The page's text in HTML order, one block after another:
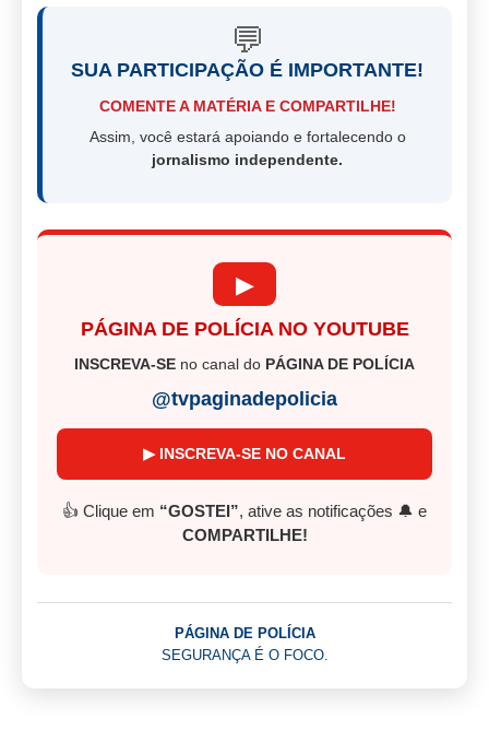
💬
SUA PARTICIPAÇÃO É IMPORTANTE!
COMENTE A MATÉRIA E COMPARTILHE!
Assim, você estará apoiando e fortalecendo o
jornalismo independente.
▶
PÁGINA DE POLÍCIA NO YOUTUBE
INSCREVA-SE no canal do PÁGINA DE POLÍCIA
@tvpaginadepolicia
▶ INSCREVA-SE NO CANAL
👍 Clique em “GOSTEI”, ative as notificações 🔔 e
COMPARTILHE!
PÁGINA DE POLÍCIA
SEGURANÇA É O FOCO.